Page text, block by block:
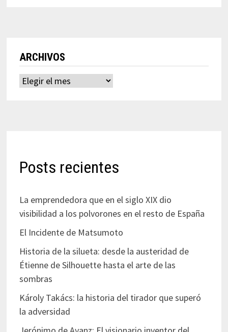
ARCHIVOS
Archivos
Posts recientes
La emprendedora que en el siglo XIX dio
visibilidad a los polvorones en el resto de España
El Incidente de Matsumoto
Historia de la silueta: desde la austeridad de
Étienne de Silhouette hasta el arte de las
sombras
Károly Takács: la historia del tirador que superó
la adversidad